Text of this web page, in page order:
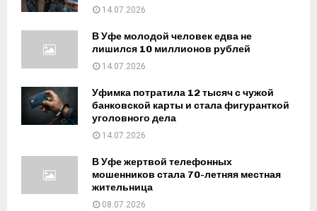
14.07.2026
В Уфе молодой человек едва не
лишился 10 миллионов рублей
14.07.2026
Уфимка потратила 12 тысяч с чужой
банковской карты и стала фигуранткой
уголовного дела
14.07.2026
В Уфе жертвой телефонных
мошенников стала 70-летняя местная
жительница
08.07.2026